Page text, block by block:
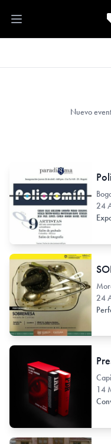
Open main menu
Nuevo
24
24
14